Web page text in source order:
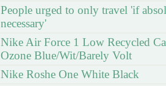
People urged to only travel 'if
necessary'
Nike Air Force 1 Low Recycled
Ozone Blue/Wit/Barely Volt
Nike Roshe One White Black